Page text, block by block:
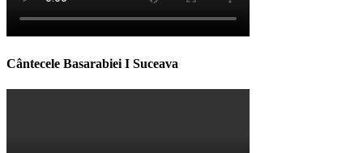
Cântecele Basarabiei I Suceava